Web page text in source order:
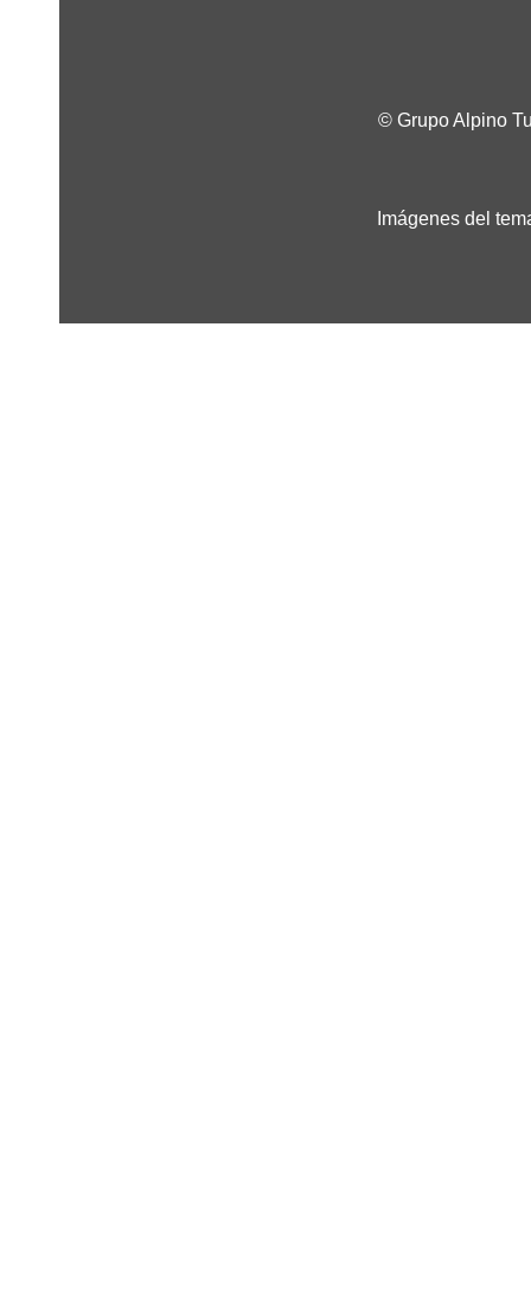
© Grupo Alpino
Imágenes del